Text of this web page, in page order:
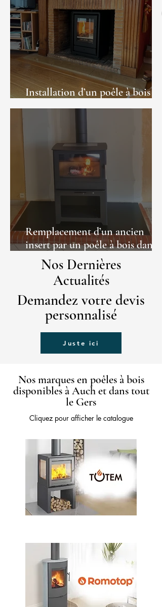
Installation d’un poêle à bois à
Auch dans le Gers (32)
Remplacement d’un ancien
insert par un poêle à bois dans
une maison à Vic Fezensac dans
le Gers (32)
Nos Dernières
Actualités
Demandez votre devis
personnalisé
Juste ici
Nos marques en poêles à bois
disponibles à Auch et dans tout
le Gers
Cliquez pour afficher le catalogue